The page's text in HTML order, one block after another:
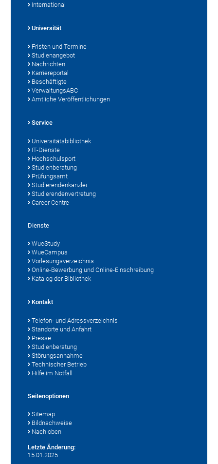
International
Universität
Fristen und Termine
Studienangebot
Nachrichten
Karriereportal
Beschäftigte
VerwaltungsABC
Amtliche Veröffentlichungen
Service
Universitätsbibliothek
IT-Dienste
Hochschulsport
Studienberatung
Prüfungsamt
Studierendenkanzlei
Studierendenvertretung
Career Centre
Dienste
WueStudy
WueCampus
Vorlesungsverzeichnis
Online-Bewerbung und Online-Einschreibung
Katalog der Bibliothek
Kontakt
Telefon- und Adressverzeichnis
Standorte und Anfahrt
Presse
Studienberatung
Störungsannahme
Technischer Betrieb
Hilfe im Notfall
Seitenoptionen
Sitemap
Bildnachweise
Nach oben
Letzte Änderung:
15.01.2025